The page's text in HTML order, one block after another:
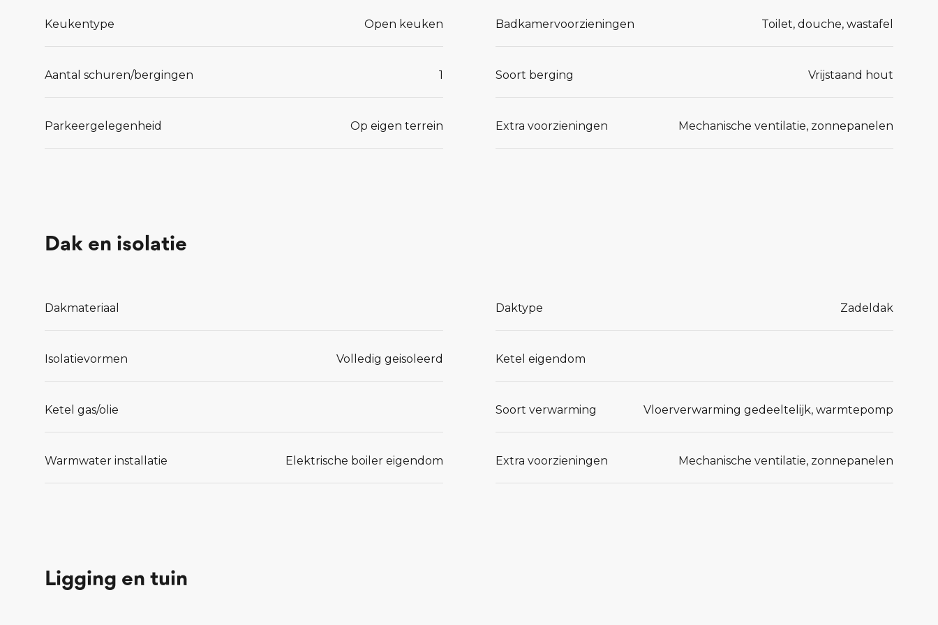
Lees meer...
Keukentype Open keuken Badkamervoorzieningen Toilet, douche, wastafel
Aantal schuren/bergingen 1 Soort berging Vrijstaand hout
Parkeergelegenheid Op eigen terrein Extra voorzieningen Mechanische ventilatie, zonnepanelen
Dak en isolatie
Dakmateriaal Daktype Zadeldak
Isolatievormen Volledig geisoleerd Ketel eigendom
Ketel gas/olie Soort verwarming Vloerverwarming gedeeltelijk, warmtepomp
Warmwater installatie Elektrische boiler eigendom Extra voorzieningen Mechanische ventilatie, zonnepanelen
Ligging en tuin